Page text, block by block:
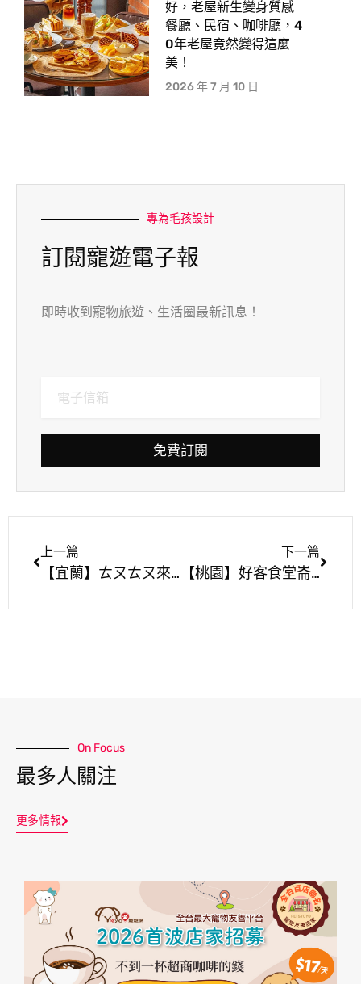
好，老屋新生變身質感
餐廳、民宿、咖啡廳，4
0年老屋竟然變得這麼
美！
2026 年 7 月 10 日
專為毛孩設計
訂閱寵遊電子報
即時收到寵物旅遊、生活圈最新訊息！
免費訂閱
上一篇
【宜蘭】ㄊㄡㄊㄡ來 有溫度的生活小販所 在復古懷舊童玩中享用美麗的油畫土司
下一篇
【桃園】好客食堂崙坪文化地景園區創意客家菜
On Focus
最多人關注
更多情報